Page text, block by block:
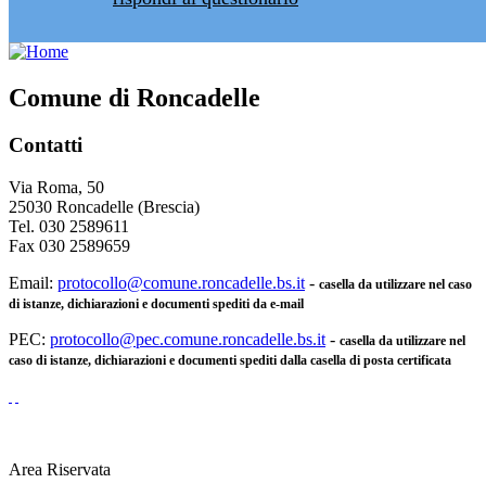
Comune di Roncadelle
Contatti
Via Roma, 50
25030 Roncadelle (Brescia)
Tel. 030 2589611
Fax 030 2589659
Email: protocollo@comune.roncadelle.bs.it - casella da utilizzare nel caso
di istanze, dichiarazioni e documenti spediti da e-mail
PEC: protocollo@pec.comune.roncadelle.bs.it - casella da utilizzare nel
caso di istanze, dichiarazioni e documenti spediti dalla casella di posta certificata
Area Riservata